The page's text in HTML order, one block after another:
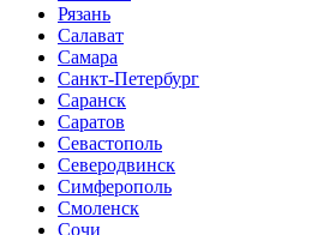
Рязань
Салават
Самара
Санкт-Петербург
Саранск
Саратов
Севастополь
Северодвинск
Симферополь
Смоленск
Сочи